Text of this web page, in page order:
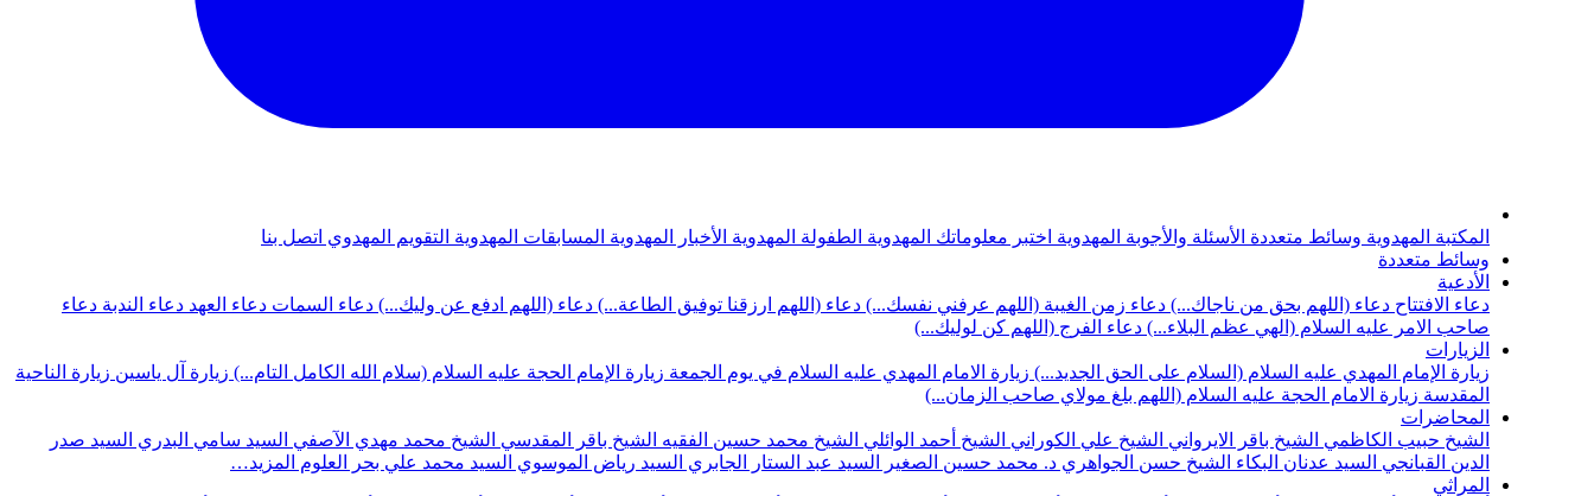
المكتبة المهدوية وسائط متعددة الأسئلة والأجوبة المهدوية اختبر معلوماتك المهدوية الطفولة المهدوية الأخبار المهدوية المسابقات المهدوية التقويم المهدوي اتصل بنا
وسائط متعددة
الأدعية
دعاء الافتتاح دعاء (اللهم بحق من ناجاك...) دعاء زمن الغيبة (اللهم عرفني نفسك...) دعاء (اللهم ارزقنا توفيق الطاعة...) دعاء (اللهم ادفع عن وليك...) دعاء السمات دعاء العهد دعاء الندبة دعاء
صاحب الامر عليه السلام (الهي عظم البلاء...) دعاء الفرج (اللهم كن لوليك...)
الزيارات
زيارة الإمام المهدي عليه السلام (السلام على الحق الجديد...) زيارة الامام المهدي عليه السلام في يوم الجمعة زيارة الإمام الحجة عليه السلام (سلام الله الكامل التام...) زيارة آل ياسين زيارة الناحية
المقدسة زيارة الامام الحجة عليه السلام (اللهم بلغ مولاي صاحب الزمان...)
المحاضرات
الشيخ حبيب الكاظمي الشيخ باقر الايرواني الشيخ علي الكوراني الشيخ أحمد الوائلي الشيخ محمد حسين الفقيه الشيخ باقر المقدسي الشيخ محمد مهدي الآصفي السيد سامي البدري السيد صدر
الدين القبانجي السيد عدنان البكاء الشيخ حسن الجواهري د. محمد حسين الصغير السيد عبد الستار الجابري السيد رياض الموسوي السيد محمد علي بحر العلوم المزيد…
المراثي